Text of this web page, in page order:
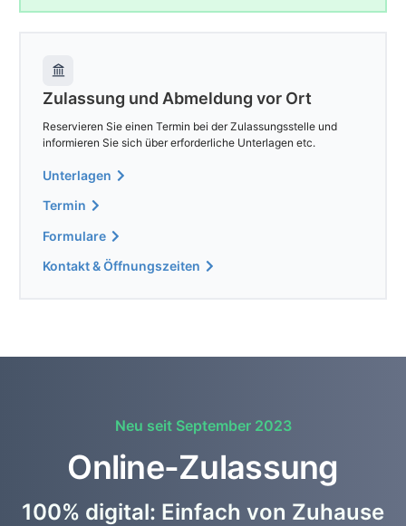
Zulassung und Abmeldung vor Ort
Reservieren Sie einen Termin bei der Zulassungsstelle und
informieren Sie sich über erforderliche Unterlagen etc.
Unterlagen
Termin
Formulare
Kontakt & Öffnungszeiten
Neu seit September 2023
Online-Zulassung
100% digital: Einfach von Zuhause